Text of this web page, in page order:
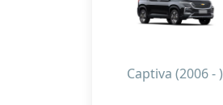
Captiva (2006 - )